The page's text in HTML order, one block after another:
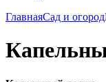
ГлавнаяСад и огород